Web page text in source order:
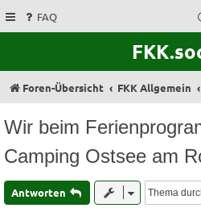
FAQ
Foren-Übersicht FKK Allgemein
Wir beim
Camping Ostsee am
Antworten